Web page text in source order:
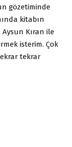
gözetiminde
kitabın
Kıran ile
isterim. Çok
tekrar